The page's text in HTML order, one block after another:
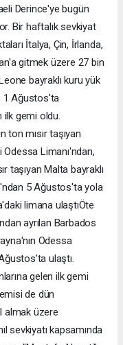
Derince'ye bugün
Bir haftalık sevkiyat
İtalya, Çin, İrlanda,
gitmek üzere 27 bin
bayraklı kuru yük
1 Ağustos'ta
ilk gemi oldu.
ton mısır taşıyan
Limanı'ndan,
taşıyan Malta bayraklı
5 Ağustos'ta yola
limana ulaştıÖte
ayrılan Barbados
Odessa
ulaştı.
gelen ilk gemi
de dün
almak üzere
sevkiyatı kapsamında